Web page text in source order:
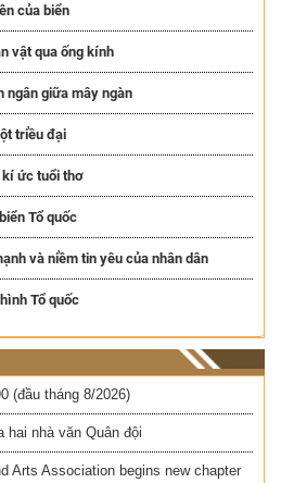
của biển
vật qua ống kính
ngân giữa mây ngàn
triều đại
kí ức tuổi thơ
Tổ quốc
và niềm tin yêu của nhân dân
Tổ quốc
(đầu tháng 8/2026)
hai nhà văn Quân đội
Arts Association begins new chapter